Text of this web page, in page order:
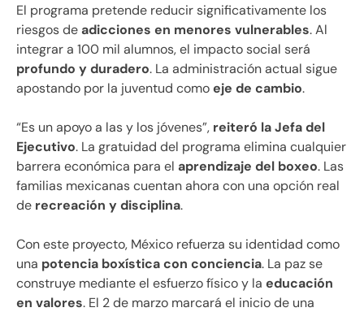
El programa pretende reducir significativamente los
riesgos deadicciones en menores vulnerables. Al
integrar a 100 mil alumnos, el impacto social será
profundo y duradero. La administración actual sigue
apostando por la juventud comoeje de cambio.
“Es un apoyo a las y los jóvenes”, reiteró la Jefa del
Ejecutivo. La gratuidad del programa elimina cualquier
barrera económica para el aprendizaje del boxeo. Las
familias mexicanas cuentan ahora con una opción real
de recreación y disciplina.
Con este proyecto, México refuerza su identidad como
una potencia boxística con conciencia. La paz se
construye mediante el esfuerzo físico y la educación
en valores. El 2 de marzo marcará el inicio de una